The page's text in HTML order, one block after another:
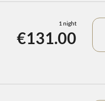
1 night
€131.00